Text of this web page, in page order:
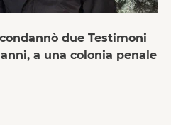
due Testimoni
a una colonia penale